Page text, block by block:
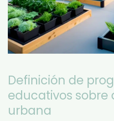
Definición de
educativos sobre
urbana